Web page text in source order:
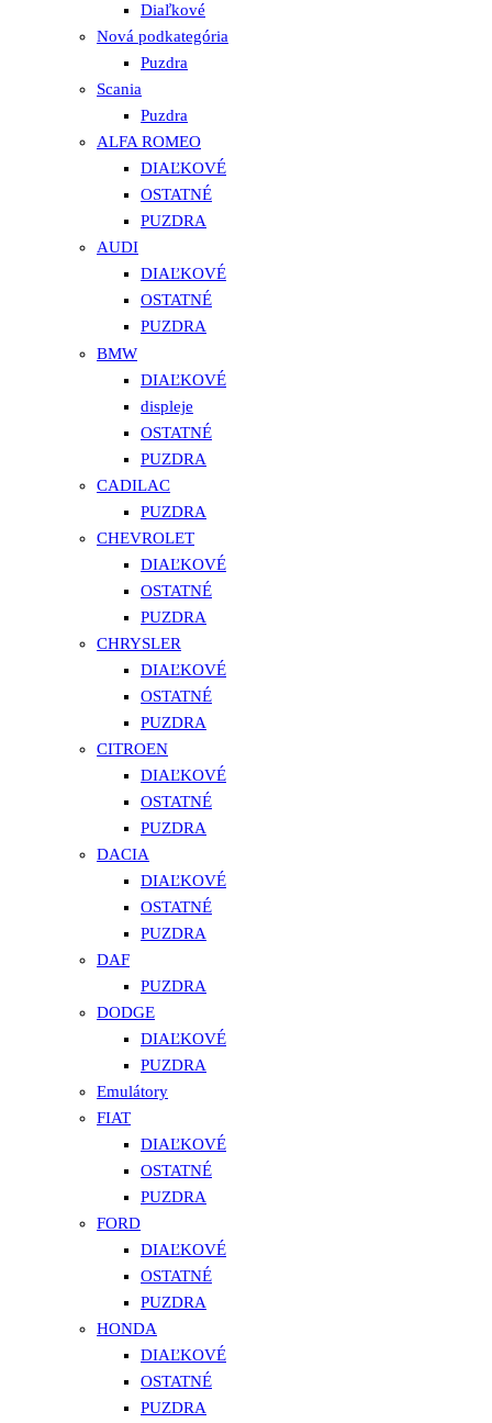
Diaľkové
Nová podkategória
Puzdra
Scania
Puzdra
ALFA ROMEO
DIAĽKOVÉ
OSTATNÉ
PUZDRA
AUDI
DIAĽKOVÉ
OSTATNÉ
PUZDRA
BMW
DIAĽKOVÉ
displeje
OSTATNÉ
PUZDRA
CADILAC
PUZDRA
CHEVROLET
DIAĽKOVÉ
OSTATNÉ
PUZDRA
CHRYSLER
DIAĽKOVÉ
OSTATNÉ
PUZDRA
CITROEN
DIAĽKOVÉ
OSTATNÉ
PUZDRA
DACIA
DIAĽKOVÉ
OSTATNÉ
PUZDRA
DAF
PUZDRA
DODGE
DIAĽKOVÉ
PUZDRA
Emulátory
FIAT
DIAĽKOVÉ
OSTATNÉ
PUZDRA
FORD
DIAĽKOVÉ
OSTATNÉ
PUZDRA
HONDA
DIAĽKOVÉ
OSTATNÉ
PUZDRA